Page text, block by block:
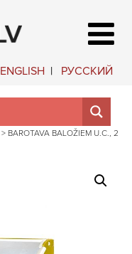
ENGLISH РУССКИЙ
> BAROTAVA BALOŽIEM U.C., 2